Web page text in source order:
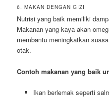
6. MAKAN DENGAN GIZI
Nutrisi yang baik memiliki
Makanan yang kaya akan
membantu meningkatkan
otak.
Contoh makanan yang baik
Ikan berlemak seperti